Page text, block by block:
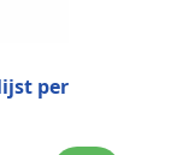
per